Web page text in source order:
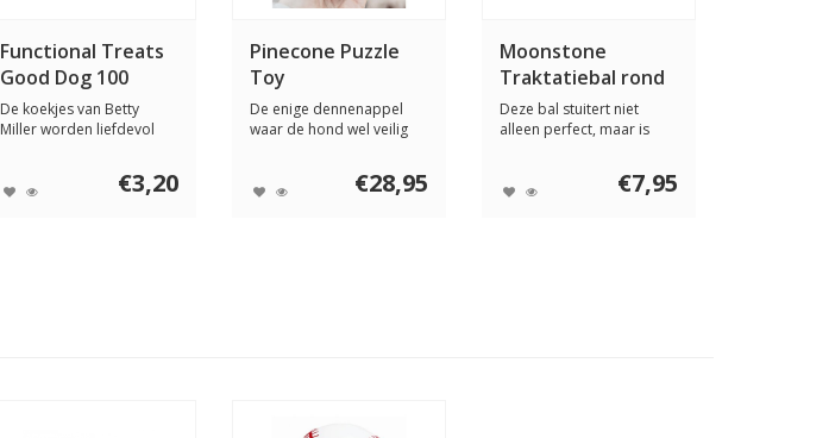
Functional Treats
Good Dog 100
gram
De koekjes van Betty
Miller worden liefdevol
€3,20
Pinecone Puzzle
Toy
De enige dennenappel
waar de hond wel veilig
€28,95
Moonstone
Traktatiebal rond
Deze bal stuitert niet
alleen perfect, maar is
€7,95